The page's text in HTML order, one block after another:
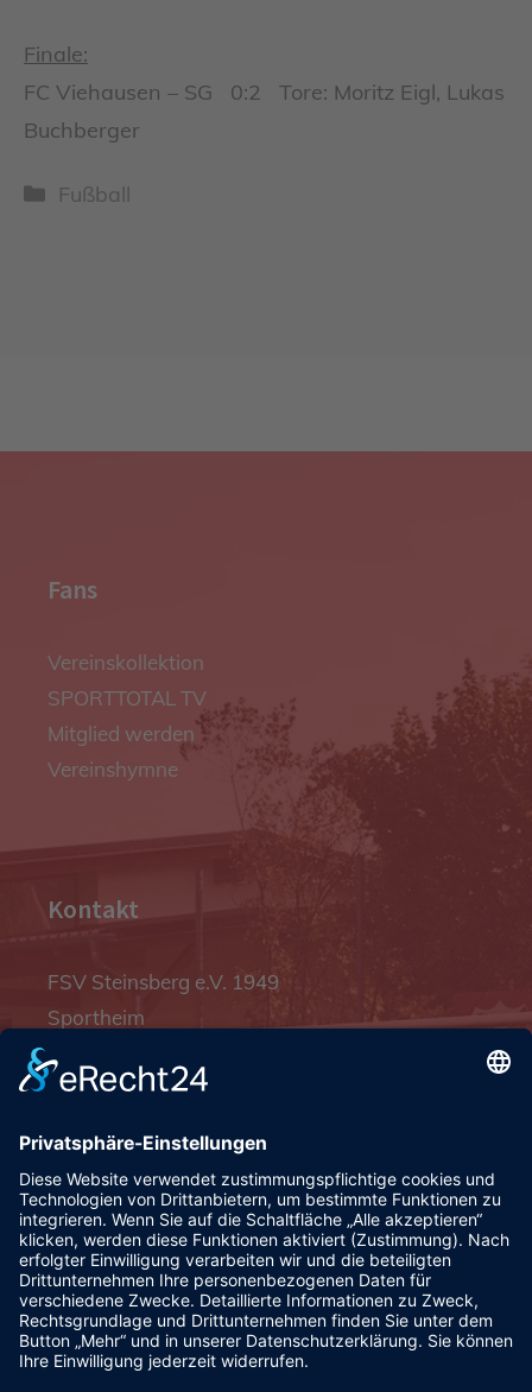
Finale:
FC Viehausen – SG 0:2 Tore: Moritz Eigl, Lukas
Buchberger
Kategorien
Fußball
Fans
Vereinskollektion
SPORTTOTAL TV
Mitglied werden
Vereinshymne
Kontakt
FSV Steinsberg e.V. 1949
Sportheim
93128 Steinsberg
pr@fsv-steinsberg.de
Social